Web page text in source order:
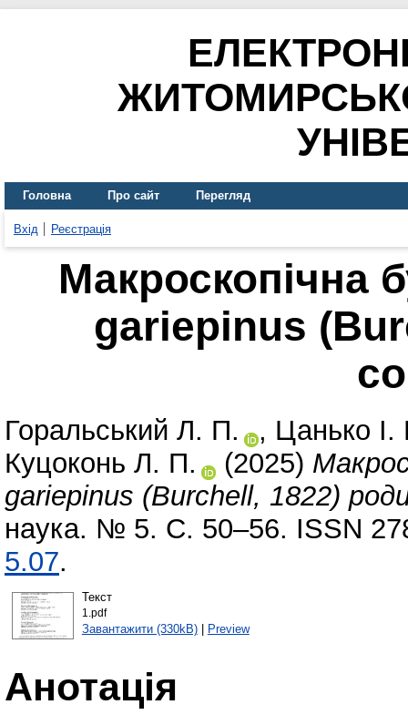
Головна Про сайт Перегляд
Вхід Реєстрація
Макроскопічна
gariepinus
Горальський Л. П. , Цанько І.
Куцоконь Л. П.
(2025)
gariepinus (Burchell, 1822)
наука. № 5. С. 50–56. ISSN
5.07.
Текст
1.pdf
Завантажити (330kB)| Preview
Анотація